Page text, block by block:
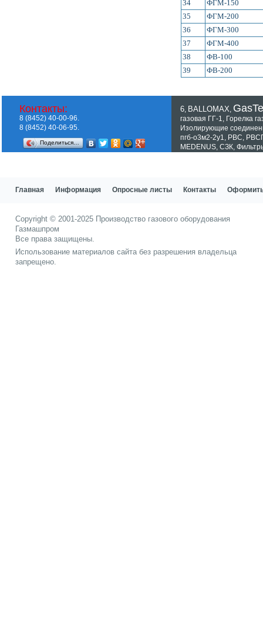
34
ФГМ-150
35
ФГМ-200
36
ФГМ-300
37
ФГМ-400
38
ФВ-100
39
ФВ-200
6, BALLOMAX,
газовая ГГ-1, Горелка
Изолирующие
пгб-о3м2-2у1, РВС,
MEDENUS, СЗК,
Контакты:
8 (8452) 40-00-96.
8 (8452) 40-06-95.
Поделиться…
Главная Информация Опросные листы Контакты Оформить
Copyright © 2001-2025 Производство газового оборудования
Газмашпром
Все права защищены.
Использование материалов сайта без разрешения владельца
запрещено.